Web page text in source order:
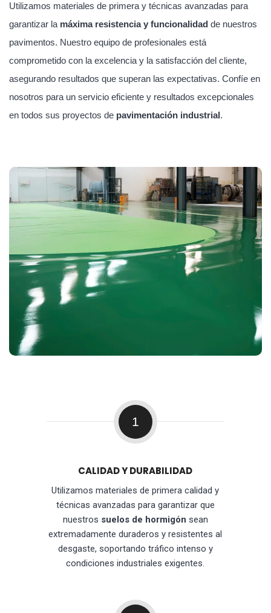
Utilizamos materiales de primera y técnicas avanzadas para
garantizar la máxima resistencia y funcionalidad de nuestros
pavimentos. Nuestro equipo de profesionales está
comprometido con la excelencia y la satisfacción del cliente,
asegurando resultados que superan las expectativas. Confíe en
nosotros para un servicio eficiente y resultados excepcionales
en todos sus proyectos de pavimentación industrial.
1
CALIDAD Y DURABILIDAD
Utilizamos materiales de primera calidad y
técnicas avanzadas para garantizar que
nuestros suelos de hormigón sean
extremadamente duraderos y resistentes al
desgaste, soportando tráfico intenso y
condiciones industriales exigentes.